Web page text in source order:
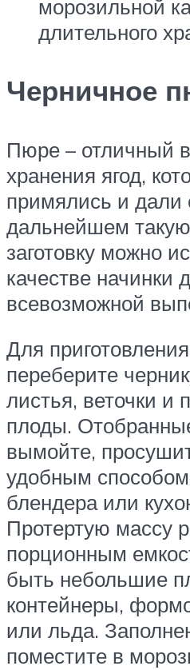
морозильной
длительного
Черничное
Пюре – отличный
хранения ягод,
примялись и дали
дальнейшем
заготовку можно
качестве начинки
всевозможной
Для
переберите
листья, веточки и
плоды.
вымойте,
удобным
блендера или
Протертую массу
порционным
быть небольшие
контейнеры,
или льда.
поместите в